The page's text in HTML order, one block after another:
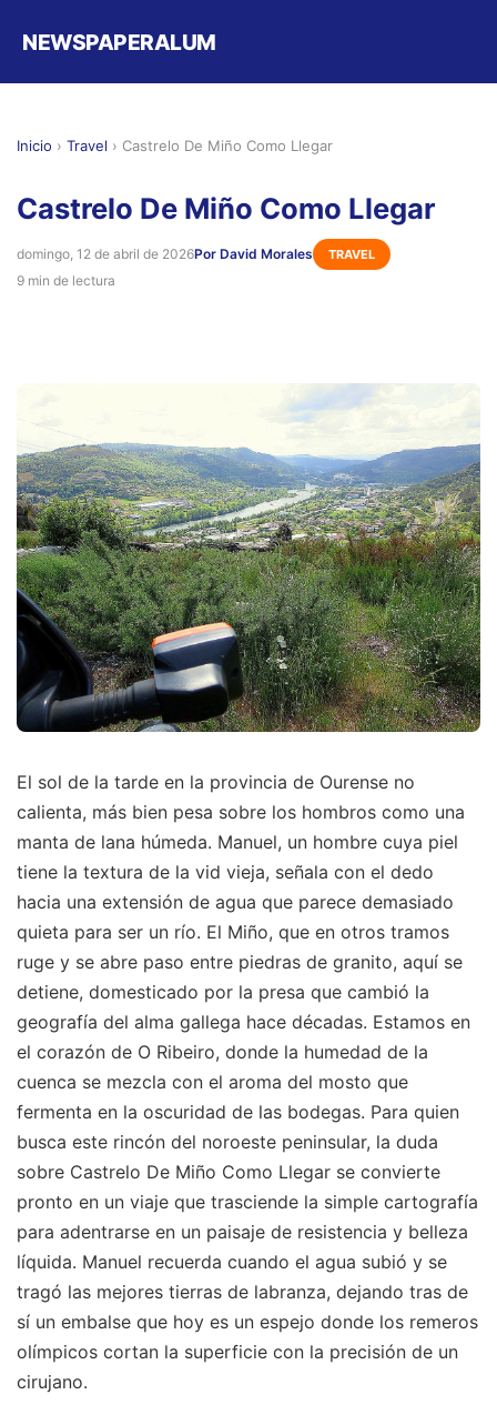
NEWSPAPERALUM
Inicio › Travel › Castrelo De Miño Como Llegar
Castrelo De Miño Como Llegar
domingo, 12 de abril de 2026Por David Morales TRAVEL
9 min de lectura
El sol de la tarde en la provincia de Ourense no
calienta, más bien pesa sobre los hombros como una
manta de lana húmeda. Manuel, un hombre cuya piel
tiene la textura de la vid vieja, señala con el dedo
hacia una extensión de agua que parece demasiado
quieta para ser un río. El Miño, que en otros tramos
ruge y se abre paso entre piedras de granito, aquí se
detiene, domesticado por la presa que cambió la
geografía del alma gallega hace décadas. Estamos en
el corazón de O Ribeiro, donde la humedad de la
cuenca se mezcla con el aroma del mosto que
fermenta en la oscuridad de las bodegas. Para quien
busca este rincón del noroeste peninsular, la duda
sobre Castrelo De Miño Como Llegar se convierte
pronto en un viaje que trasciende la simple cartografía
para adentrarse en un paisaje de resistencia y belleza
líquida. Manuel recuerda cuando el agua subió y se
tragó las mejores tierras de labranza, dejando tras de
sí un embalse que hoy es un espejo donde los remeros
olímpicos cortan la superficie con la precisión de un
cirujano.